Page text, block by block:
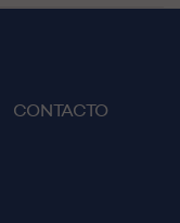
CONTACTO